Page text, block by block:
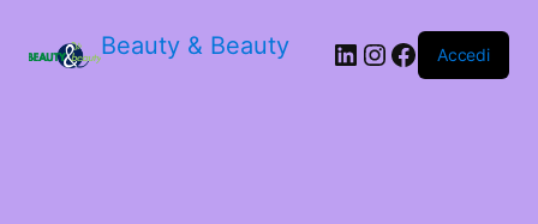
Beauty & Beauty LinkedIn
Instagram
Facebook
Accedi